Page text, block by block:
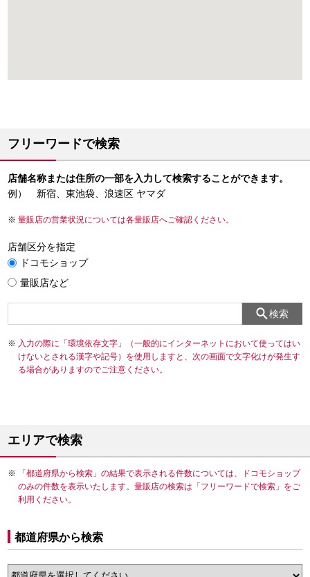
フリーワードで検索
店舗名称または住所の一部を入力して検索することができます。
例） 新宿、東池袋、浪速区 ヤマダ
量販店の営業状況については各量販店へご確認ください。
店舗区分を指定
ドコモショップ
量販店など
検索
入力の際に「環境依存文字」（一般的にインターネットにおいて使ってはい
けないとされる漢字や記号）を使用しますと、次の画面で文字化けが発生す
る場合がありますのでご注意ください。
エリアで検索
「都道府県から検索」の結果で表示される件数については、ドコモショップ
のみの件数を表示いたします。量販店の検索は「フリーワードで検索」をご
利用ください。
都道府県から検索